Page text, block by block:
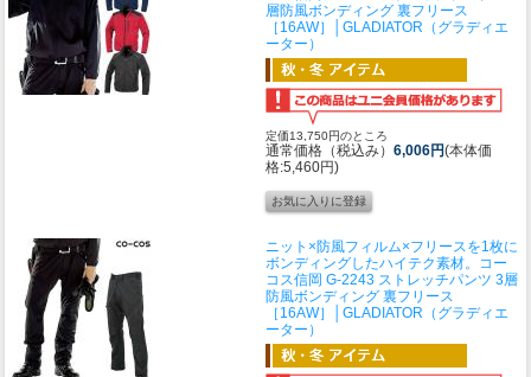
層防風ボンディング 裏フリース
［16AW］│GLADIATOR（グラディエ
ーター）
定価13,750円のところ
通常価格（税込み） 6,006円(本体価
格:5,460円)
ニット×防風フィルム×フリースを1枚に
ボンディングしたハイテク素材。
コー
コス信岡 G-2243 ストレッチパンツ 3層
防風ボンディング 裏フリース
［16AW］│GLADIATOR（グラディエ
ーター）